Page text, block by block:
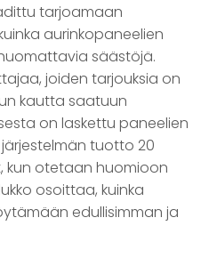
tarjoamaan
aurinkopaneelien
säästöjä.
joiden tarjouksia on
kautta saatuun
on laskettu paneelien
tuotto 20
kun otetaan huomioon
osoittaa, kuinka
edullisimman ja